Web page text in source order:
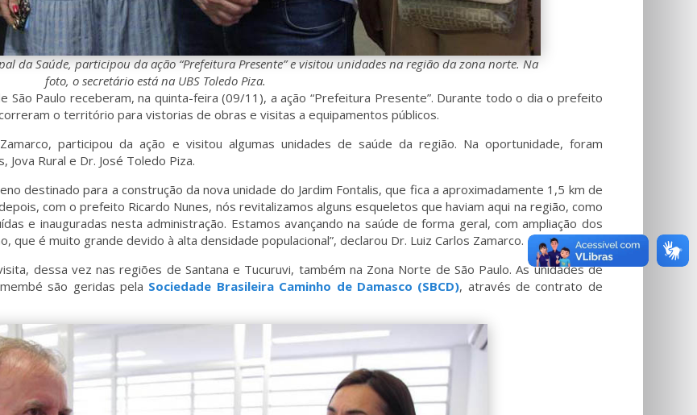
da Saúde, participou da ação “Prefeitura Presente” e visitou unidades na região da zona norte. Na
foto, o secretário está na UBS Toledo Piza.
São Paulo receberam, na quinta-feira (09/11), a ação “Prefeitura Presente”. Durante todo o dia o prefeito
o território para vistorias de obras e visitas a equipamentos públicos.
participou da ação e visitou algumas unidades de saúde da região. Na oportunidade, foram
Jova Rural e Dr. José Toledo Piza.
destinado para a construção da nova unidade do Jardim Fontalis, que fica a aproximadamente 1,5 km de
com o prefeito Ricardo Nunes, nós revitalizamos alguns esqueletos que haviam aqui na região, como
e inauguradas nesta administração. Estamos avançando na saúde de forma geral, com ampliação dos
que é muito grande devido à alta densidade populacional”, declarou Dr. Luiz Carlos Zamarco.
dessa vez nas regiões de Santana e Tucuruvi, também na Zona Norte de São Paulo. As unidades de
são geridas pela Sociedade Brasileira Caminho de Damasco (SBCD), através de contrato de